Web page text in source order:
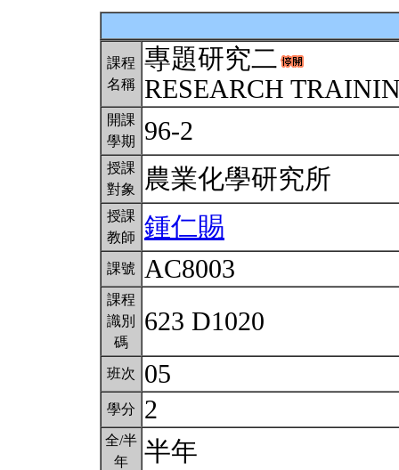
課程
名稱
專題研究二
RESEARCH
開課
學期
96-2
授課
對象
農業化學研究所
授課
教師
鍾仁賜
課號 AC8003
課程
識別
碼
623 D1020
班次 05
學分 2
全/半
年
半年